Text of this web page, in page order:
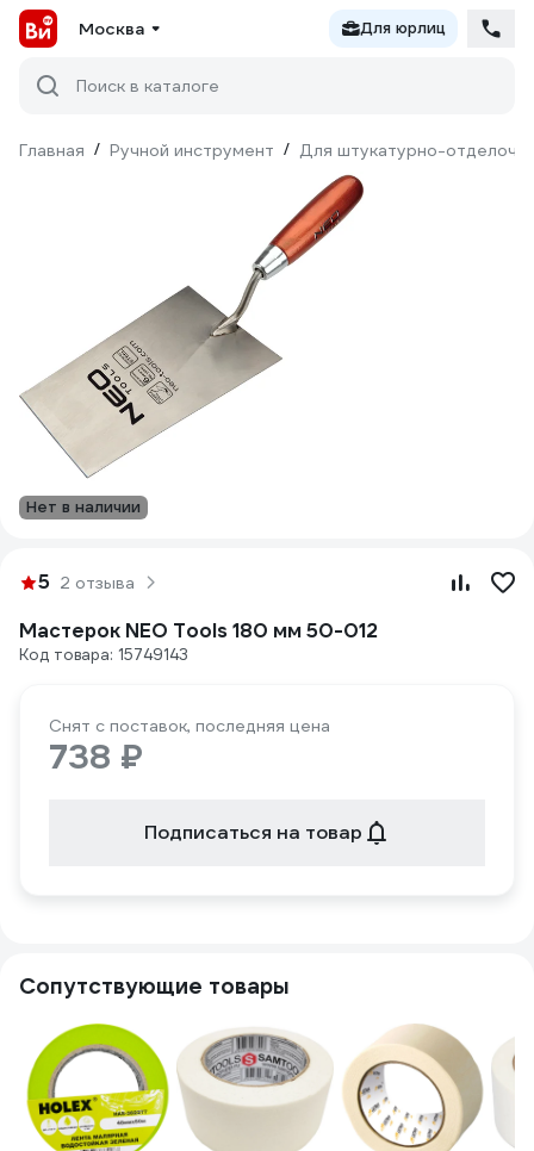
Москва Для юрлиц
Поиск в каталоге
Главная / Ручной инструмент / Для штукатурно-
Нет в наличии
5 2 отзыва
Мастерок NEO Tools 180 мм 50-012
Код товара: 15749143
Снят с поставок, последняя цена
738 ₽
Подписаться на товар
Сопутствующие товары